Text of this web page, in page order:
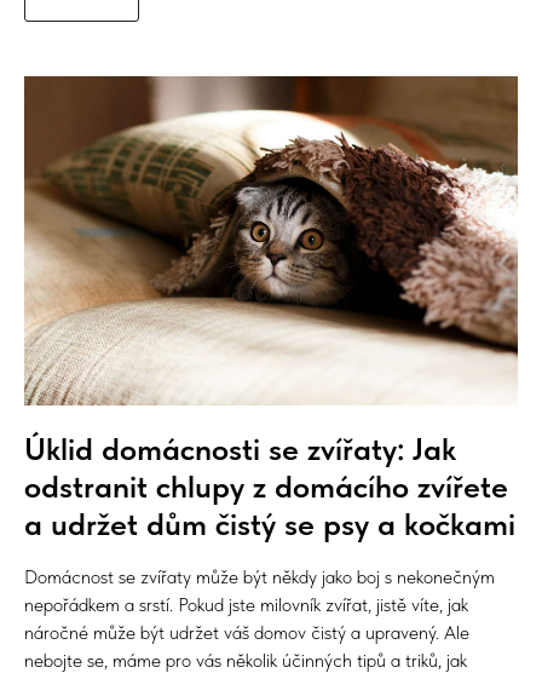
Úklid domácnosti se zvířaty: Jak
odstranit chlupy z domácího zvířete
a udržet dům čistý se psy a kočkami
Domácnost se zvířaty může být někdy jako boj s nekonečným
nepořádkem a srstí. Pokud jste milovník zvířat, jistě víte, jak
náročné může být udržet váš domov čistý a upravený. Ale
nebojte se, máme pro vás několik účinných tipů a triků, jak